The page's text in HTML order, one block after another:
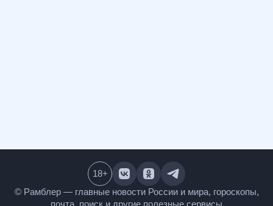
© Рамблер — главные новости России и мира,
18+